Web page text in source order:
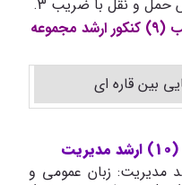
جدول رشته های مندرج در کد ضریب (9) کنکور ارشد مجموعه
بین قاره ای
کد ضریب (10) ارشد مدیریت: زبان عمومی و